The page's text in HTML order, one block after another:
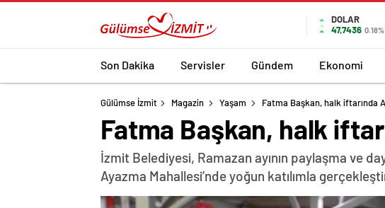
DOLAR
47,7436 0.18%
Son Dakika Servisler Gündem Ekonomi
Gülümse İzmit Magazin Yaşam Fatma Başkan, halk iftarında
Fatma Başkan, halk
İzmit Belediyesi, Ramazan ayının paylaşma ve
Ayazma Mahallesi’nde yoğun katılımla